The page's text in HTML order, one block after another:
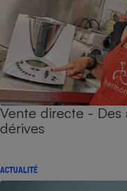
Vente directe - Des
dérives
ACTUALITÉ